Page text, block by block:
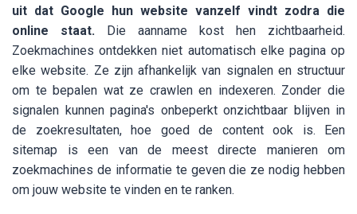
uit dat Google hun website vanzelf vindt zodra die
online staat. Die aanname kost hen zichtbaarheid.
Zoekmachines ontdekken niet automatisch elke pagina op
elke website. Ze zijn afhankelijk van signalen en structuur
om te bepalen wat ze crawlen en indexeren. Zonder die
signalen kunnen pagina's onbeperkt onzichtbaar blijven in
de zoekresultaten, hoe goed de content ook is. Een
sitemap is een van de meest directe manieren om
zoekmachines de informatie te geven die ze nodig hebben
om jouw website te vinden en te ranken.